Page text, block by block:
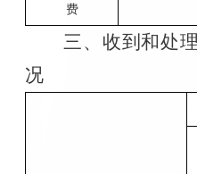
费
三、收到和处
况